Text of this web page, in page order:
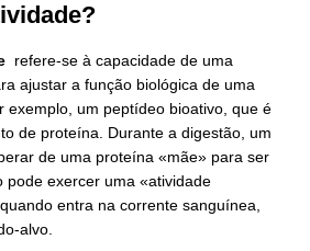
refere-se à capacidade de uma
ajustar a função biológica de uma
exemplo, um peptídeo bioativo, que é
de proteína. Durante a digestão, um
de uma proteína «mãe» para ser
pode exercer uma «atividade
entra na corrente sanguínea,
alvo.